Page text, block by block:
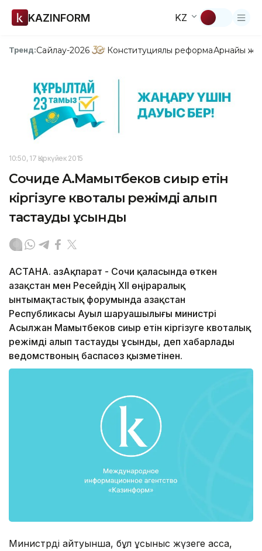
KAZINFORM KZ
Тренд:Сайлау-2026 Конституциялық реформаАрнайы
10:50, 17 Қыркүйек 2015
Сочиде А.Мамытбеков сиыр етін
кіргізуге квоталық режімді алып
тастауды ұсынды
АСТАНА. ҚазАқпарат - Сочи қаласында өткен
Қазақстан мен Ресейдің XII өңіраралық
ынтымақтастық форумында Қазақстан
Республикасы Ауыл шаруашылығы министрі
Асылжан Мамытбеков сиыр етін кіргізуге квоталық
режімді алып тастауды ұсынды, деп хабарлады
ведомствоның баспасөз қызметінен.
Министрдің айтуынша, бұл ұсыныс жүзеге асса,